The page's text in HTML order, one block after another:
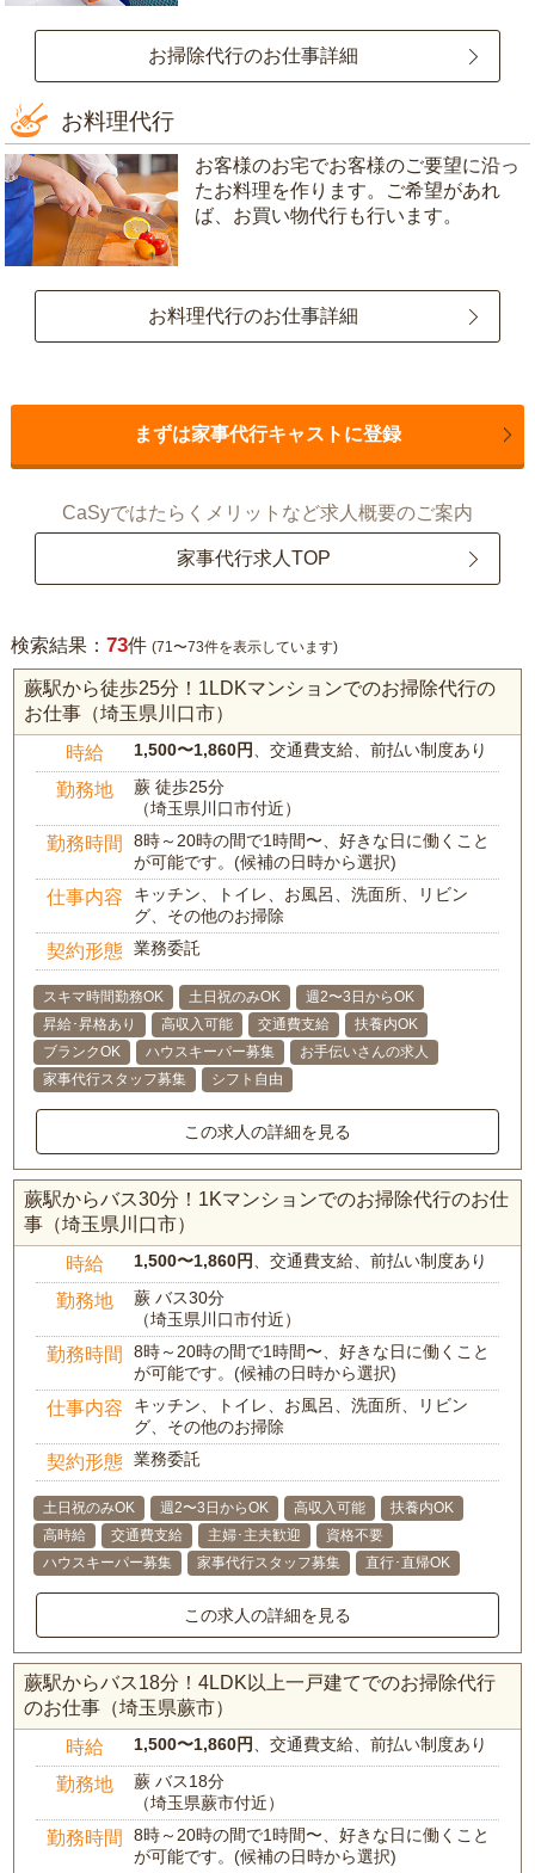
お掃除代行のお仕事詳細
お料理代行
お客様のお宅でお客様のご要望に沿っ
たお料理を作ります。ご希望があれ
ば、お買い物代行も行います。
お料理代行のお仕事詳細
まずは家事代行キャストに登録
CaSyではたらくメリットなど求人概要のご案内
家事代行求人TOP
検索結果： 73件 (71〜73件を表示しています)
蕨駅から徒歩25分！1LDKマンションでのお掃除代行の
お仕事（埼玉県川口市）
時給 1,500〜1,860円 、交通費支給、前払い制度あり
勤務地
蕨 徒歩25分
（埼玉県川口市付近）
勤務時間
8時～20時の間で1時間〜、好きな日に働くこと
が可能です。(候補の日時から選択)
仕事内容
キッチン、トイレ、お風呂、洗面所、リビン
グ、その他のお掃除
契約形態 業務委託
スキマ時間勤務OK 土日祝のみOK
週2〜3日からOK
昇給･昇格あり
高収入可能 交通費支給
扶養内OK
ブランクOK
ハウスキーパー募集
お手伝いさんの求人
家事代行スタッフ募集
シフト自由
この求人の詳細を見る
蕨駅からバス30分！1Kマンションでのお掃除代行のお仕
事（埼玉県川口市）
時給 1,500〜1,860円 、交通費支給、前払い制度あり
勤務地
蕨 バス30分
（埼玉県川口市付近）
勤務時間
8時～20時の間で1時間〜、好きな日に働くこと
が可能です。(候補の日時から選択)
仕事内容
キッチン、トイレ、お風呂、洗面所、リビン
グ、その他のお掃除
契約形態 業務委託
土日祝のみOK 週2〜3日からOK 高収入可能
扶養内OK
高時給
交通費支給 主婦･主夫歓迎
資格不要
ハウスキーパー募集
家事代行スタッフ募集 直行･直帰OK
この求人の詳細を見る
蕨駅からバス18分！4LDK以上一戸建てでのお掃除代行
のお仕事（埼玉県蕨市）
時給 1,500〜1,860円 、交通費支給、前払い制度あり
勤務地
蕨 バス18分
（埼玉県蕨市付近）
勤務時間
8時～20時の間で1時間〜、好きな日に働くこと
が可能です。(候補の日時から選択)